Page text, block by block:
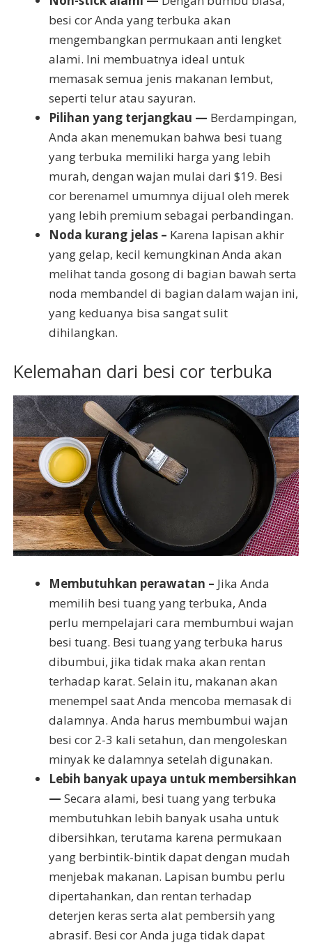
besi cor Anda yang terbuka akan
mengembangkan permukaan anti lengket
alami. Ini membuatnya ideal untuk
memasak semua jenis makanan lembut,
seperti telur atau sayuran.
Pilihan yang terjangkau — Berdampingan,
Anda akan menemukan bahwa besi tuang
yang terbuka memiliki harga yang lebih
murah, dengan wajan mulai dari $19. Besi
cor berenamel umumnya dijual oleh merek
yang lebih premium sebagai perbandingan.
Noda kurang jelas – Karena lapisan akhir
yang gelap, kecil kemungkinan Anda akan
melihat tanda gosong di bagian bawah serta
noda membandel di bagian dalam wajan ini,
yang keduanya bisa sangat sulit
dihilangkan.
Kelemahan dari besi cor terbuka
Membutuhkan perawatan – Jika Anda
memilih besi tuang yang terbuka, Anda
perlu mempelajari cara membumbui wajan
besi tuang. Besi tuang yang terbuka harus
dibumbui, jika tidak maka akan rentan
terhadap karat. Selain itu, makanan akan
menempel saat Anda mencoba memasak di
dalamnya. Anda harus membumbui wajan
besi cor 2-3 kali setahun, dan mengoleskan
minyak ke dalamnya setelah digunakan.
Lebih banyak upaya untuk membersihkan
— Secara alami, besi tuang yang terbuka
membutuhkan lebih banyak usaha untuk
dibersihkan, terutama karena permukaan
yang berbintik-bintik dapat dengan mudah
menjebak makanan. Lapisan bumbu perlu
dipertahankan, dan rentan terhadap
deterjen keras serta alat pembersih yang
abrasif. Besi cor Anda juga tidak dapat